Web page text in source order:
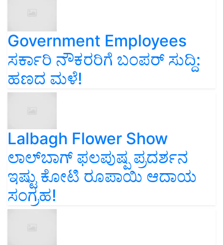
Government Employees
ಸರ್ಕಾರಿ ನೌಕರರಿಗೆ ಬಂಪರ್‌ ಸುದ್ದಿ:
ಹಣದ ಮಳೆ!
Lalbagh Flower Show
ಲಾಲ್‌ಬಾಗ್ ಫಲಪುಷ್ಪ ಪ್ರದರ್ಶನ
ಇಷ್ಟು ಕೋಟಿ ರೂಪಾಯಿ ಆದಾಯ
ಸಂಗ್ರಹ!